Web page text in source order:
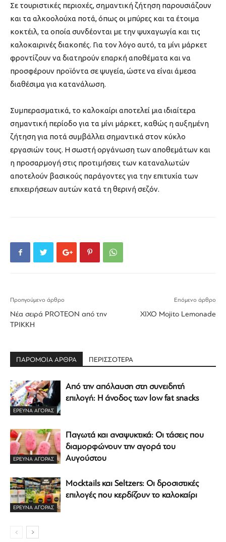
Σε τουριστικές περιοχές, σημαντική ζήτηση παρουσιάζουν
και τα αλκοολούχα ποτά, όπως οι μπύρες και τα έτοιμα
κοκτέιλ, τα οποία συνδέονται με την ψυχαγωγία και τις
καλοκαιρινές διακοπές. Για τον λόγο αυτό, τα μίνι μάρκετ
φροντίζουν να διατηρούν επαρκή αποθέματα και να
προσφέρουν προϊόντα σε ψυγεία, ώστε να είναι άμεσα
διαθέσιμα για κατανάλωση.
Συμπερασματικά, το καλοκαίρι αποτελεί μια ιδιαίτερα
σημαντική περίοδο για τα μίνι μάρκετ, καθώς η αυξημένη
ζήτηση για ποτά συμβάλλει σημαντικά στον κύκλο
εργασιών τους. Η σωστή οργάνωση των αποθεμάτων και
η προσαρμογή στις προτιμήσεις των καταναλωτών
αποτελούν βασικούς παράγοντες για την επιτυχία των
επιχειρήσεων αυτών κατά τη θερινή σεζόν.
Προηγούμενο άρθρο
Νέα σειρά PROTEON από την
ΤΡΙΚΚΗ
Επόμενο άρθρο
XIXO Mojito Lemonade
ΠΑΡΟΜΟΙΑ ΑΡΘΡΑ ΠΕΡΙΣΣΟΤΕΡΑ
ΕΡΕΥΝΑ ΑΓΟΡΑΣ
Από την απόλαυση στη συνειδητή
επιλογή: Η άνοδος των low fat snacks
ΕΡΕΥΝΑ ΑΓΟΡΑΣ
Παγωτά και αναψυκτικά: Οι τάσεις που
διαμορφώνουν την αγορά του
Αυγούστου
ΕΡΕΥΝΑ ΑΓΟΡΑΣ
Mocktails και Seltzers: Οι δροσιστικές
επιλογές που κερδίζουν το καλοκαίρι